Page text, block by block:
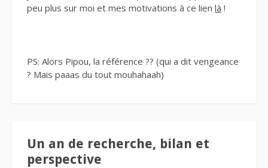
peu plus sur moi et mes motivations à ce lien là !
PS: Alors Pipou, la référence ?? (qui a dit vengeance
? Mais paaas du tout mouhahaah)
Un an de recherche, bilan et
perspective